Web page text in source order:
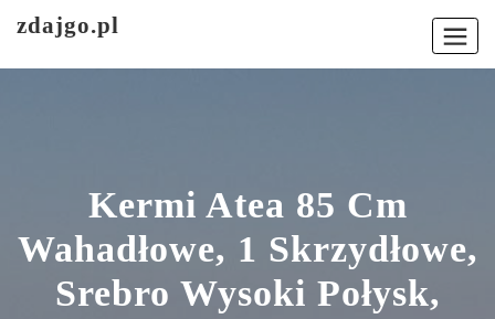
zdajgo.pl
Kermi Atea 85 Cm
Wahadłowe, 1 Skrzydłowe,
Srebro Wysoki Połysk,